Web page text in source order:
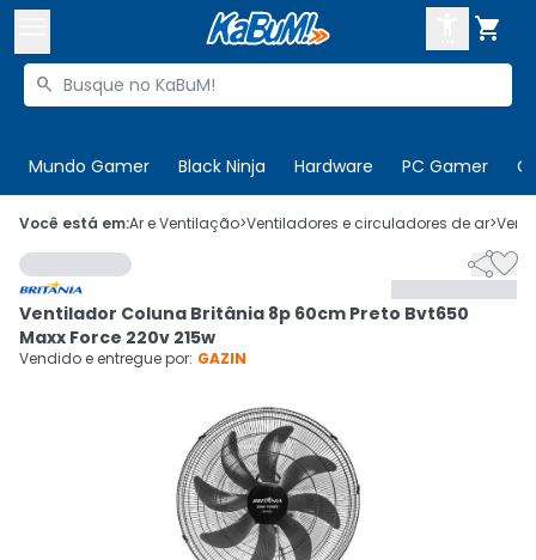

Buscar produtos

Mundo Gamer Black Ninja Hardware PC Gamer
 Olá. Acesse sua conta
 Departamentos
Cupons
Ativar tradutor em libras
CADASTRE-SE
Você está em:Ar e Ventilação>Ventiladores e circuladores de ar>

Ventilador Coluna Britânia 8p 60cm Preto Bvt650
Maxx Force 220v 215w
Vendido e entregue por: GAZIN